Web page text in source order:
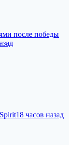
после победы
18 часов назад